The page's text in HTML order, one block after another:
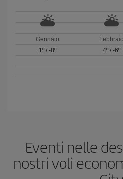
Gennaio
1º/ -8º
Febbraio
4º/ -6º
Eventi nelle
nostri voli